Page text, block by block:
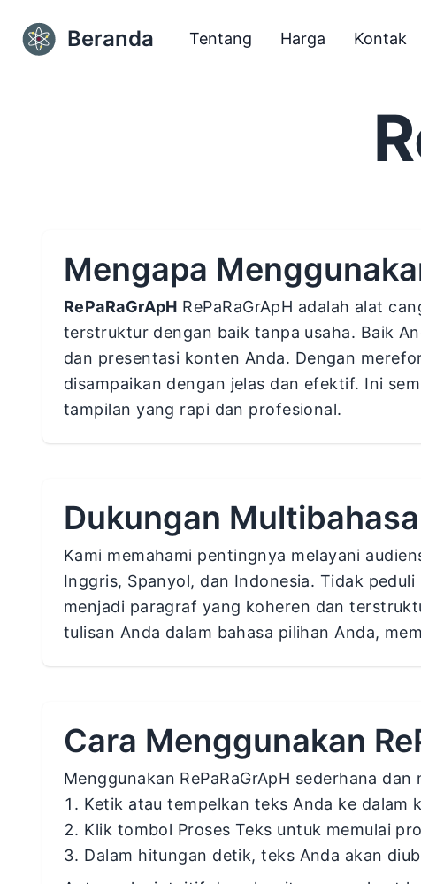
Beranda Tentang Harga Kontak
Mengapa
RePaRaGrApH RePaRaGrApH adalah alat
terstruktur dengan baik tanpa usaha. Baik
dan presentasi konten Anda. Dengan
disampaikan dengan jelas dan efektif. Ini
tampilan yang rapi dan profesional.
Dukungan Multibahasa
Kami memahami pentingnya melayani
Inggris, Spanyol, dan Indonesia. Tidak
menjadi paragraf yang koheren dan
tulisan Anda dalam bahasa pilihan Anda,
Cara Menggunakan
Menggunakan RePaRaGrApH sederhana
Ketik atau tempelkan teks Anda ke dalam
Klik tombol Proses Teks untuk memulai
Dalam hitungan detik, teks Anda akan